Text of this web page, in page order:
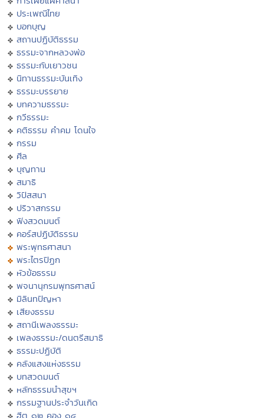
ประเพณีไทย
บอกบุญ
สถานปฏิบัติธรรม
ธรรมะจากหลวงพ่อ
ธรรมะกับเยาวชน
นิทานธรรมะบันเทิง
ธรรมะบรรยาย
บทความธรรมะ
กวีธรรมะ
คติธรรม คำคม โดนใจ
กรรม
ศีล
บุญทาน
สมาธิ
วิปัสสนา
ปริวาสกรรม
ฟังสวดมนต์
คอร์สปฏิบัติธรรม
พระพุทธศาสนา
พระไตรปิฏก
หัวข้อธรรม
พจนานุกรมพุทธศาสน์
มิลินทปัญหา
เสียงธรรม
สถานีเพลงธรรมะ
เพลงธรรมะ/ดนตรีสมาธิ
ธรรมะปฏิบัติ
คลังแสงแห่งธรรม
บทสวดมนต์
หลักธรรมนำสุขฯ
กรรมฐานประจำวันเกิด
ฮีต ๑๒ คอง ๑๔